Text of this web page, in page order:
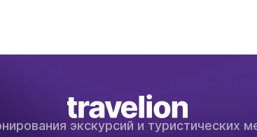
экскурсий и туристических